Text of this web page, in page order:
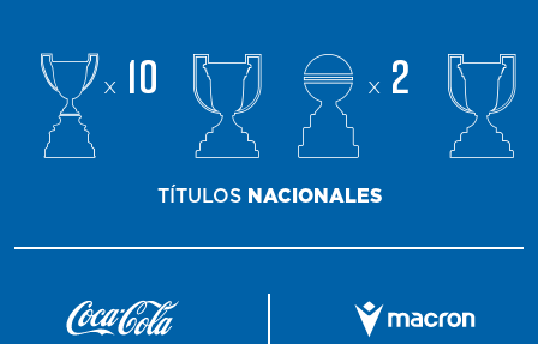
x 10 x 2
TÍTULOS NACIONALES